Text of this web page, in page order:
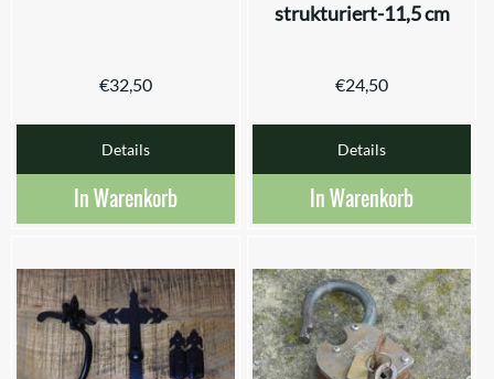
€32,50
Details
In Warenkorb
strukturiert-11,5 cm
€24,50
Details
In Warenkorb